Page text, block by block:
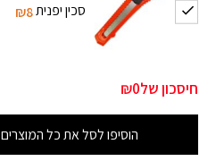
סכין יפנית₪8
חיסכון של₪0
הוסיפו לסל את כל המוצרים